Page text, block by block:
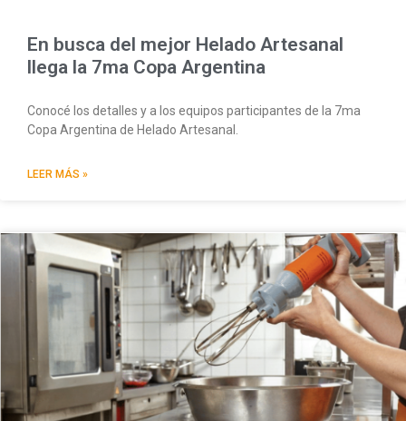
En busca del mejor Helado Artesanal
llega la 7ma Copa Argentina
Conocé los detalles y a los equipos participantes de la 7ma
Copa Argentina de Helado Artesanal.
LEER MÁS »